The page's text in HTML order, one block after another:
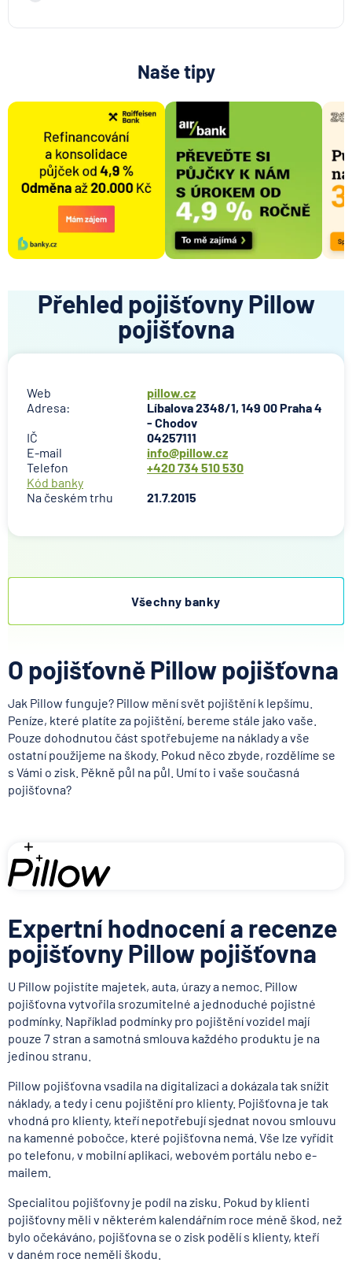
Naše tipy
Přehled pojišťovny Pillow
pojišťovna
Web
pillow.cz
Adresa:
Líbalova 2348/1, 149 00 Praha 4
- Chodov
IČ
04257111
E-mail
info@pillow.cz
Telefon
+420 734 510 530
Kód banky
Na českém trhu
21.7.2015
Všechny banky
O pojišťovně Pillow pojišťovna
Jak Pillow funguje? Pillow mění svět pojištění k lepšímu.
Peníze, které platíte za pojištění, bereme stále jako vaše.
Pouze dohodnutou část spotřebujeme na náklady a vše
ostatní použijeme na škody. Pokud něco zbyde, rozdělíme se
s Vámi o zisk. Pěkně půl na půl. Umí to i vaše současná
pojišťovna?
Expertní hodnocení a recenze
pojišťovny Pillow pojišťovna
U Pillow pojistíte majetek, auta, úrazy a nemoc. Pillow
pojišťovna vytvořila srozumitelné a jednoduché pojistné
podmínky. Například podmínky pro pojištění vozidel mají
pouze 7 stran a samotná smlouva každého produktu je na
jedinou stranu.
Pillow pojišťovna vsadila na digitalizaci a dokázala tak snížit
náklady, a tedy i cenu pojištění pro klienty. Pojišťovna je tak
vhodná pro klienty, kteří nepotřebují sjednat novou smlouvu
na kamenné pobočce, které pojišťovna nemá. Vše lze vyřídit
po telefonu, v mobilní aplikaci, webovém portálu nebo e-
mailem.
Specialitou pojišťovny je podíl na zisku. Pokud by klienti
pojišťovny měli v některém kalendářním roce méně škod, než
bylo očekáváno, pojišťovna se o zisk podělí s klienty, kteří
v daném roce neměli škodu.